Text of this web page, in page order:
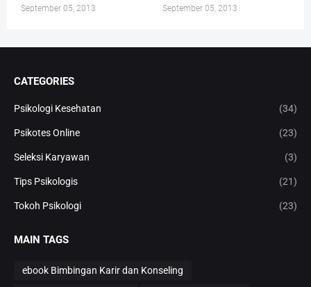
September 05, 2013 September 05, 2013
CATEGORIES
Psikologi Kesehatan (34)
Psikotes Online (23)
Seleksi Karyawan (3)
Tips Psikologis (21)
Tokoh Psikologi (23)
MAIN TAGS
ebook Bimbingan Karir dan Konseling